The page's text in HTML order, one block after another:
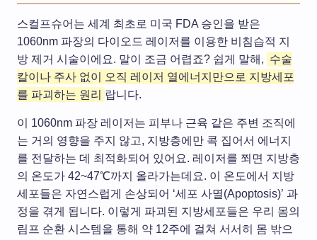
스컬프슈어는 세계 최초로 미국 FDA 승인을 받은
1060nm 파장의 다이오드 레이저를 이용한 비침습적 지
방 제거 시술이에요. 말이 조금 어렵죠? 쉽게 말해, 수술
칼이나 주사 없이 오직 레이저 열에너지만으로 지방세포
를 파괴하는 원리 랍니다.
이 1060nm 파장 레이저는 피부나 근육 같은 주변 조직에
는 거의 영향을 주지 않고, 지방층에만 콕 집어서 에너지
를 전달하는 데 최적화되어 있어요. 레이저를 쬐면 지방층
의 온도가 42~47℃까지 올라가는데요. 이 온도에서 지방
세포들은 자연스럽게 손상되어 ‘세포 사멸(Apoptosis)’ 과
정을 겪게 됩니다. 이렇게 파괴된 지방세포들은 우리 몸의
림프 순환 시스템을 통해 약 12주에 걸쳐 서서히 몸 밖으